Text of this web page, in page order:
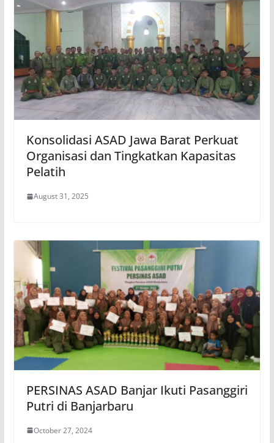
Konsolidasi ASAD Jawa Barat Perkuat
Organisasi dan Tingkatkan Kapasitas
Pelatih
August 31, 2025
PERSINAS ASAD Banjar Ikuti Pasanggiri
Putri di Banjarbaru
October 27, 2024